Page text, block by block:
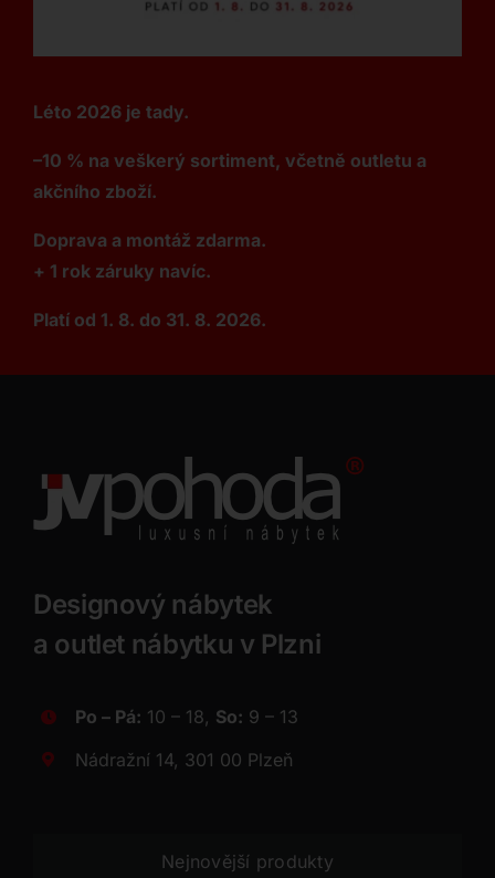
Léto 2026 je tady.
–10 % na veškerý sortiment, včetně outletu a
akčního zboží.
Doprava a montáž zdarma.
+ 1 rok záruky navíc.
Platí od 1. 8. do 31. 8. 2026.
Designový nábytek
a outlet nábytku v Plzni
Po – Pá: 10 – 18, So: 9 – 13
Nádražní 14, 301 00 Plzeň
Nejnovější produkty